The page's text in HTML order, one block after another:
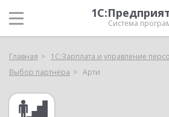
Система
Главная
1С:Зарплата и управление
Выбор партнёра
Арти